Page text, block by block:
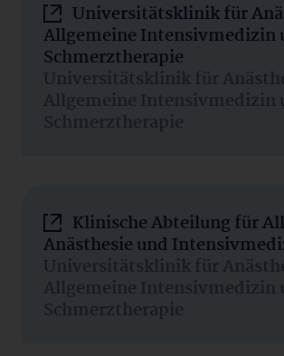
Universitätsklinik für
Allgemeine Intensivmedizin
Schmerztherapie
Universitätsklinik für
Allgemeine Intensivmedizin
Schmerztherapie
Klinische Abteilung für
Anästhesie und
Universitätsklinik für
Allgemeine Intensivmedizin
Schmerztherapie